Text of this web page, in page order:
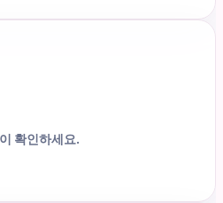
확인하세요.